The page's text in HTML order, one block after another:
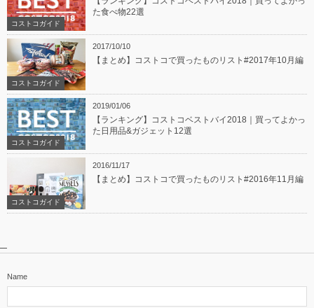
コストコガイド
た食べ物22選
2017/10/10
コストコガイド
【まとめ】コストコで買ったものリスト#2017年10月編
2019/01/06
コストコガイド
【ランキング】コストコベストバイ2018｜買ってよかっ
た日用品&ガジェット12選
2016/11/17
コストコガイド
【まとめ】コストコで買ったものリスト#2016年11月編
Name